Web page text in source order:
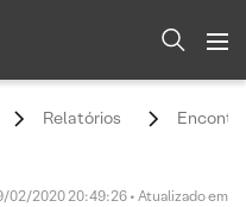
Relatórios
02/2020 20:49:26 • Atualizado em